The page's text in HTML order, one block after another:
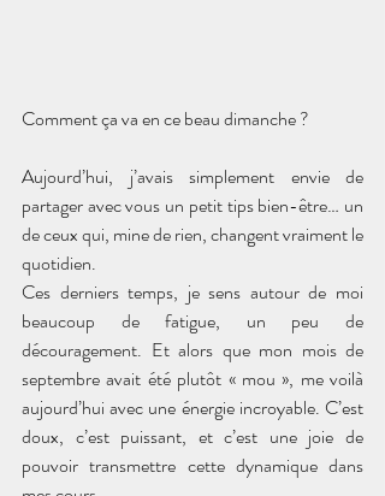
Comment ça va en ce beau dimanche ?
Aujourd’hui, j’avais simplement envie de
partager avec vous un petit tips bien-être… un
de ceux qui, mine de rien, changent vraiment le
quotidien.
Ces derniers temps, je sens autour de moi
beaucoup de fatigue, un peu de
découragement. Et alors que mon mois de
septembre avait été plutôt « mou », me voilà
aujourd’hui avec une énergie incroyable. C’est
doux, c’est puissant, et c’est une joie de
pouvoir transmettre cette dynamique dans